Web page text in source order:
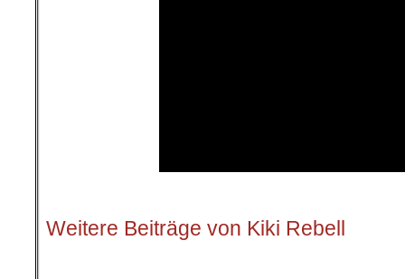
Weitere Beiträge von Kiki Rebell